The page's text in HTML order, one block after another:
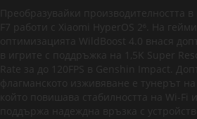
Преобразувайки производителността
F7 работи с Xiaomi HyperOS 2⁶. На
оптимизацията WildBoost 4.0 внася
в игрите с поддръжка на 1,5K Super
Rate за до 120FPS в Genshin Impact.
флагманското изживяване е тунерът на
който повишава стабилността на Wi-Fi
поддържа надеждна връзка с